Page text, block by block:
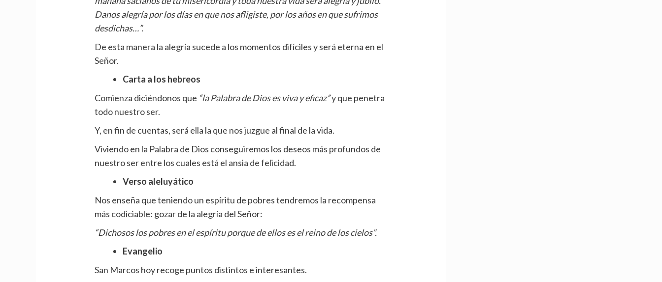
Danos alegría por los días en que nos afligiste, por los años en que sufrimos
desdichas…”.
De esta manera la alegría sucede a los momentos difíciles y será eterna en el
Señor.
Carta a los hebreos
Comienza diciéndonos que “la Palabra de Dios es viva y eficaz”y que penetra
todo nuestro ser.
Y, en fin de cuentas, será ella la que nos juzgue al final de la vida.
Viviendo en la Palabra de Dios conseguiremos los deseos más profundos de
nuestro ser entre los cuales está el ansia de felicidad.
Verso aleluyático
Nos enseña que teniendo un espíritu de pobres tendremos la recompensa
más codiciable: gozar de la alegría del Señor:
“Dichosos los pobres en el espíritu porque de ellos es el reino de los cielos”.
Evangelio
San Marcos hoy recoge puntos distintos e interesantes.